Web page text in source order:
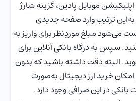
موبایل پادین، گزینه شارژ
ترتیب وارد صفحه جدیدی
می‌شود مبلغ موردِنظر برای واریز به
سپس به درگاه بانکی آنلاین برای
البته دقت داشته باشید که بدون
خرید ارز دیجیتال به‌صورت
بانکی در این صرافی وجود دارد.